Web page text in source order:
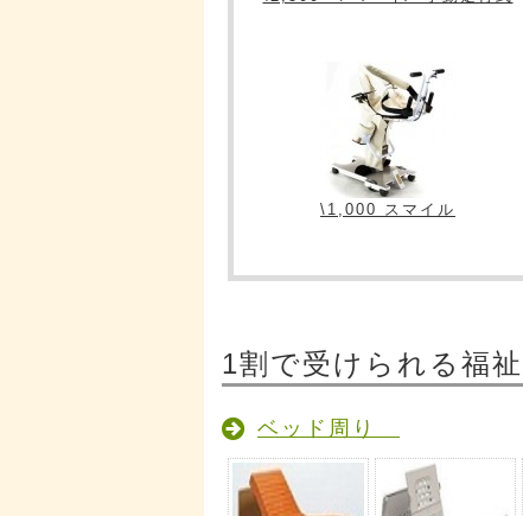
\1,000 スマイル
1割で受けられる福
ベッド周り